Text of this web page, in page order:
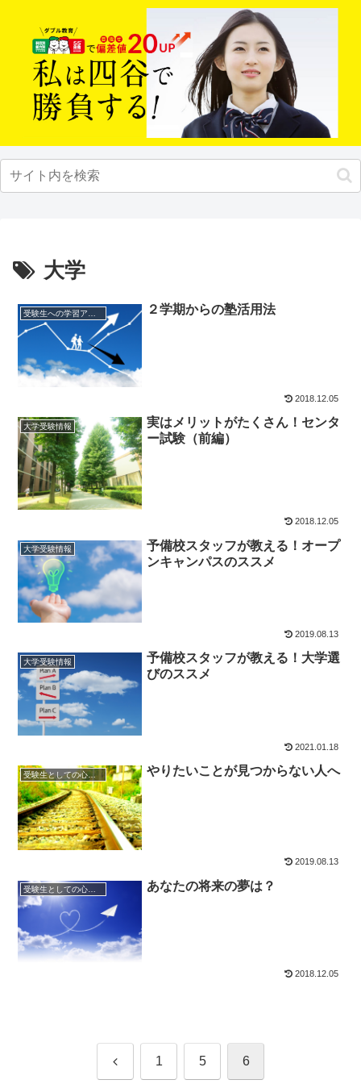
大学
２学期からの塾活用法
2018.12.05
大学受験情報
実はメリットがたくさん！センタ
ー試験（前編）
2018.12.05
大学受験情報
予備校スタッフが教える！オープ
ンキャンパスのススメ
2019.08.13
大学受験情報
予備校スタッフが教える！大学選
びのススメ
2021.01.18
受験生としての心構え やりたいことが見つからない人へ
2019.08.13
受験生としての心構え あなたの将来の夢は？
2018.12.05
前 1 5 6